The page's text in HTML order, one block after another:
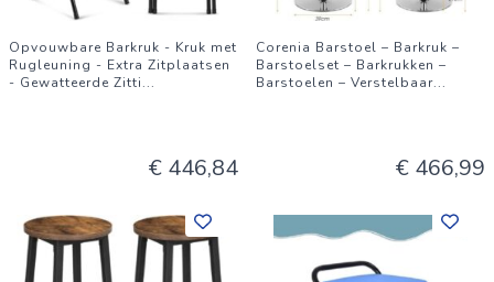
Opvouwbare Barkruk - Kruk met
Rugleuning - Extra Zitplaatsen
- Gewatteerde Zitti...
€ 446,84
Corenia Barstoel – Barkruk –
Barstoelset – Barkrukken –
Barstoelen – Verstelbaar...
€ 466,99